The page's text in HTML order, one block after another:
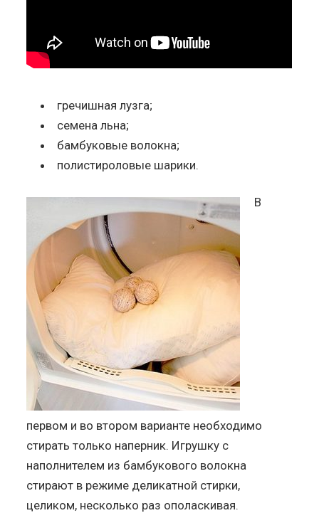
гречишная лузга;
семена льна;
бамбуковые волокна;
полистироловые шарики.
В
первом и во втором варианте необходимо
стирать только наперник. Игрушку с
наполнителем из бамбукового волокна
стирают в режиме деликатной стирки,
целиком, несколько раз ополаскивая.